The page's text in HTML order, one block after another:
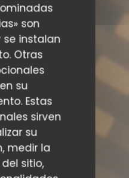
son
se instalan
Otras
su
Estas
sirven
su
medir la
sitio,